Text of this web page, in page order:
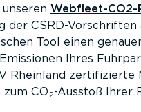
Webfleet-CO2-
der CSRD-Vor­schriften
Tool einen
Ihres
Rheinland zerti­fi­zierte
CO2-Ausstoß Ihrer